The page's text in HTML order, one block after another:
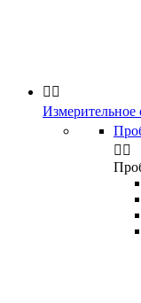
 
Измерительное
 